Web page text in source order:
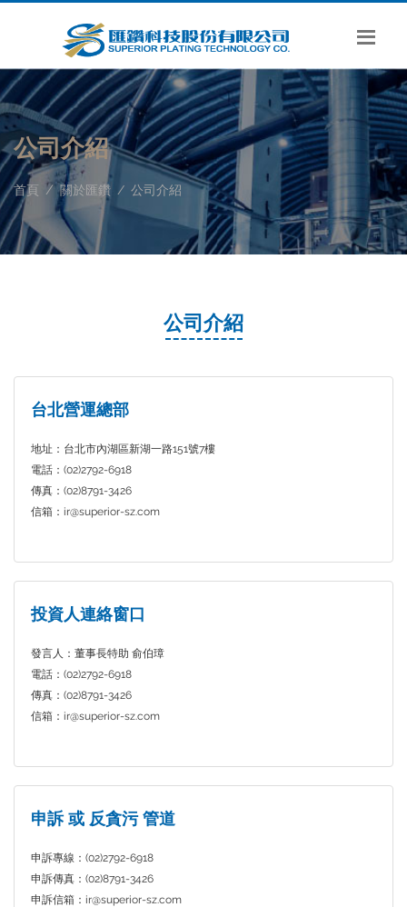
公司介紹
首頁 關於匯鑽 公司介紹
公司介紹
台北營運總部
地址：台北市內湖區新湖一路151號7樓
電話：(02)2792-6918
傳真：(02)8791-3426
信箱：ir@superior-sz.com
投資人連絡窗口
發言人：董事長特助 俞伯璋
電話：(02)2792-6918
傳真：(02)8791-3426
信箱：ir@superior-sz.com
申訴 或 反貪污 管道
申訴專線：(02)2792-6918
申訴傳真：(02)8791-3426
申訴信箱：ir@superior-sz.com